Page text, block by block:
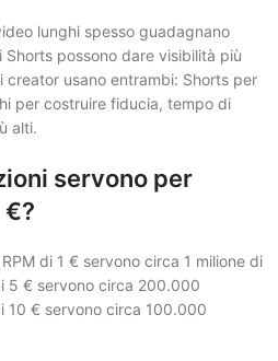
lunghi spesso guadagnano
possono dare visibilità più
creator usano entrambi: Shorts per
per costruire fiducia, tempo di
alti.
servono per
di 1 € servono circa 1 milione di
5 € servono circa 200.000
10 € servono circa 100.000